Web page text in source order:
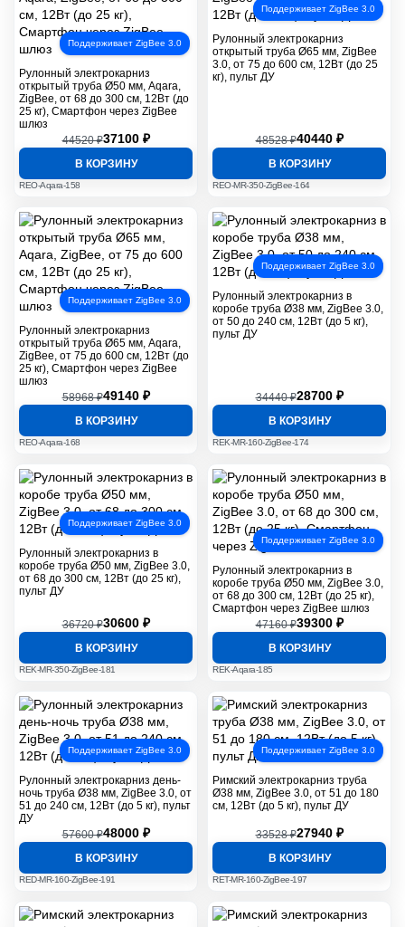
Поддерживает ZigBee 3.0
Рулонный электрокарниз
открытый труба Ø50 мм, Aqara,
ZigBee, от 68 до 300 см, 12Вт (до
25 кг), Смартфон через ZigBee
шлюз
44520 ₽37100 ₽
В КОРЗИНУ
REO-Aqara-158
Поддерживает ZigBee 3.0
Рулонный электрокарниз
открытый труба Ø65 мм, ZigBee
3.0, от 75 до 600 см, 12Вт (до 25
кг), пульт ДУ
48528 ₽40440 ₽
В КОРЗИНУ
REO-MR-350-ZigBee-164
Поддерживает ZigBee 3.0
Рулонный электрокарниз
открытый труба Ø65 мм, Aqara,
ZigBee, от 75 до 600 см, 12Вт (до
25 кг), Смартфон через ZigBee
шлюз
58968 ₽49140 ₽
В КОРЗИНУ
REO-Aqara-168
Поддерживает ZigBee 3.0
Рулонный электрокарниз в
коробе труба Ø38 мм, ZigBee 3.0,
от 50 до 240 см, 12Вт (до 5 кг),
пульт ДУ
34440 ₽28700 ₽
В КОРЗИНУ
REK-MR-160-ZigBee-174
Поддерживает ZigBee 3.0
Рулонный электрокарниз в
коробе труба Ø50 мм, ZigBee 3.0,
от 68 до 300 см, 12Вт (до 25 кг),
пульт ДУ
36720 ₽30600 ₽
В КОРЗИНУ
REK-MR-350-ZigBee-181
Поддерживает ZigBee 3.0
Рулонный электрокарниз в
коробе труба Ø50 мм, ZigBee 3.0,
от 68 до 300 см, 12Вт (до 25 кг),
Смартфон через ZigBee шлюз
47160 ₽39300 ₽
В КОРЗИНУ
REK-Aqara-185
Поддерживает ZigBee 3.0
Рулонный электрокарниз день-
ночь труба Ø38 мм, ZigBee 3.0, от
51 до 240 см, 12Вт (до 5 кг), пульт
ДУ
57600 ₽48000 ₽
В КОРЗИНУ
RED-MR-160-ZigBee-191
Поддерживает ZigBee 3.0
Римский электрокарниз труба
Ø38 мм, ZigBee 3.0, от 51 до 180
см, 12Вт (до 5 кг), пульт ДУ
33528 ₽27940 ₽
В КОРЗИНУ
RET-MR-160-ZigBee-197